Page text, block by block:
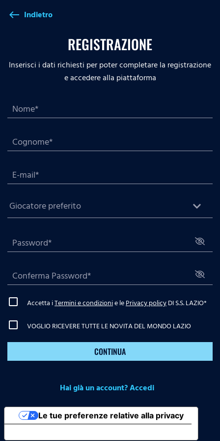
west Indietro
REGISTRAZIONE
Inserisci i dati richiesti per poter completare la registrazione
e accedere alla piattaforma
Accetta iTermini e condizionie lePrivacy policyDI S.S. LAZIO*
VOGLIO RICEVERE TUTTE LE NOVITA DEL MONDO LAZIO
CONTINUA
Hai già un account? Accedi
Le tue preferenze relative alla privacy